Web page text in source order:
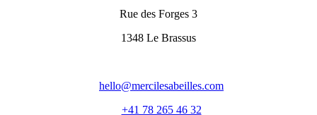
Rue des Forges 3
1348 Le Brassus
hello@mercilesabeilles.com
+41 78 265 46 32